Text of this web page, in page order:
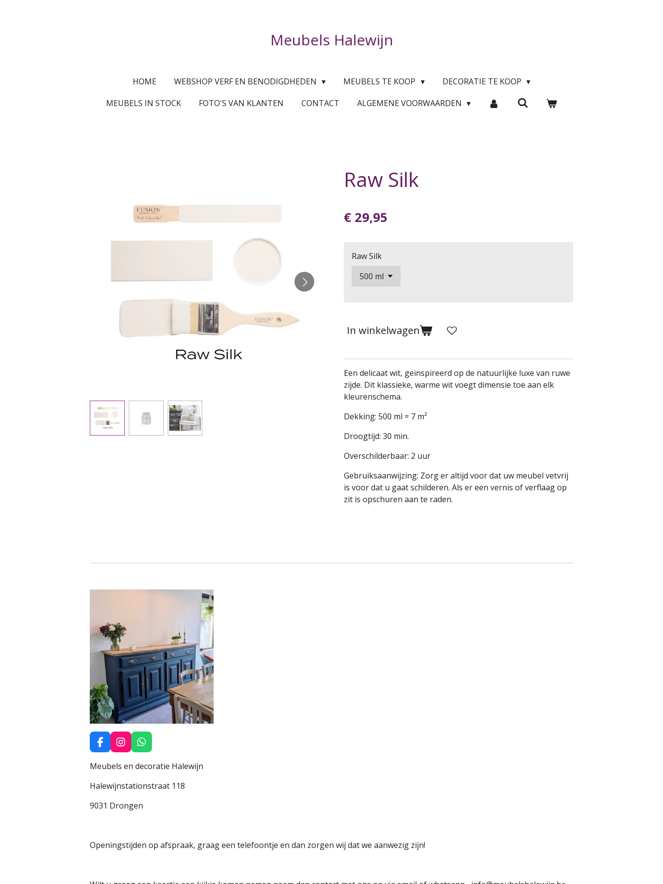
Meubels Halewijn
HOME WEBSHOP VERF EN BENODIGDHEDEN MEUBELS TE KOOP
DECORATIE TE KOOP
MEUBELS IN STOCK
FOTO'S VAN KLANTEN CONTACT ALGEMENE VOORWAARDEN
Raw Silk
€ 29,95
Raw Silk
In winkelwagen
Een delicaat wit, geïnspireerd op de natuurlijke luxe van ruwe
zijde. Dit klassieke, warme wit voegt dimensie toe aan elk
kleurenschema.
Dekking: 500 ml = 7 m²
Droogtijd: 30 min.
Overschilderbaar: 2 uur
Gebruiksaanwijzing: Zorg er altijd voor dat uw meubel vetvrij
is voor dat u gaat schilderen. Als er een vernis of verflaag op
zit is opschuren aan te raden.
F
a
c
b
o
k
I
n
s
a
r
a
W
h
a
s
p
p
Meubels en decoratie Halewijn
Halewijnstationstraat 118
9031 Drongen
Openingstijden op afspraak, graag een telefoontje en dan zorgen wij dat we aanwezig zijn!